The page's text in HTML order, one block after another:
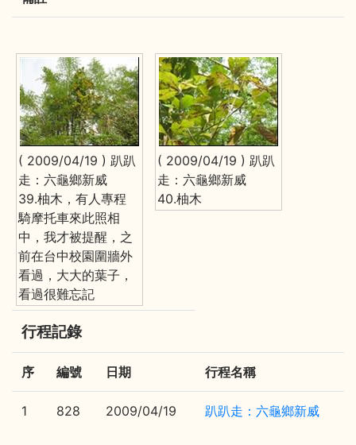
( 2009/04/19 ) 趴趴
走：六龜鄉新威
39.柚木，有人專程
騎摩托車來此照相
中，我才被提醒，之
前在台中校園圍牆外
看過，大大的葉子，
看過很難忘記
( 2009/04/19 ) 趴趴
走：六龜鄉新威
40.柚木
行程記錄
序 編號 日期 行程名稱
1 828 2009/04/19 趴趴走：六龜鄉新威